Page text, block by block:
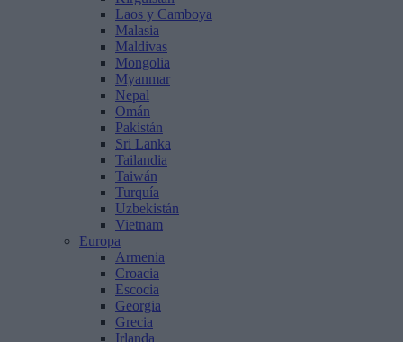
Laos y Camboya
Malasia
Maldivas
Mongolia
Myanmar
Nepal
Omán
Pakistán
Sri Lanka
Tailandia
Taiwán
Turquía
Uzbekistán
Vietnam
Europa
Armenia
Croacia
Escocia
Georgia
Grecia
Irlanda